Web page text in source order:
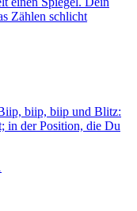
Zählen schlicht
biip, biip und Blitz:
in der Position, die Du